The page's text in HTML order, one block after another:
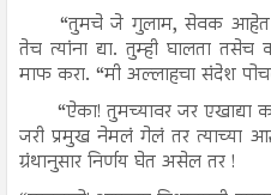
“तुमचे जे गुलाम, सेवक आहेत
तेच त्यांना द्या. तुम्ही घालता
माफ करा. “मी अल्लाहचा संदेश
“ऐका! तुमच्यावर जर एखाद्या
जरी प्रमुख नेमलं गेलं तर त्याच्या
ग्रंथानुसार निर्णय घेत असेल तर !